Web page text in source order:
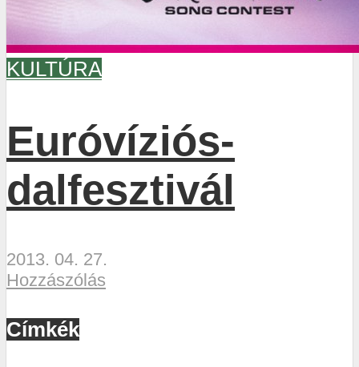
KULTÚRA
Euróvíziós-
dalfesztivál
2013. 04. 27.
Hozzászólás
Címkék